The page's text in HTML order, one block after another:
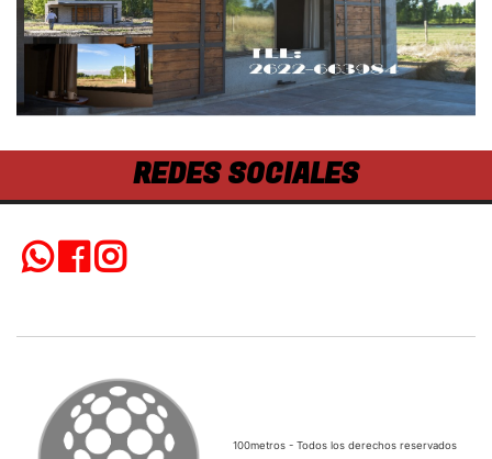
REDES SOCIALES
100metros - Todos los derechos reservados